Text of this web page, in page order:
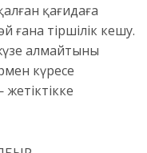
қағидаға
ғана тіршілік кешу.
алмайтыны
күресе